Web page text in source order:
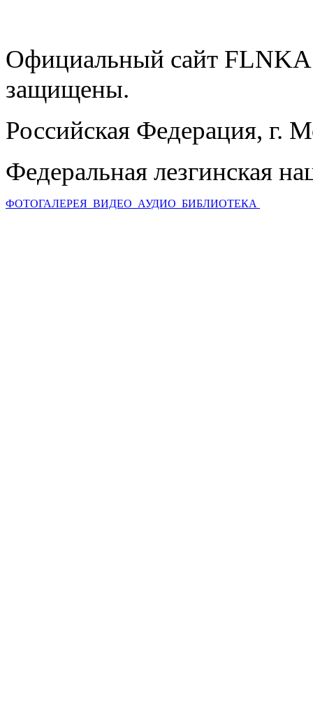
Официальный сайт
защищены.
Российская Федерация, г.
Федеральная лезгинская
ФОТОГАЛЕРЕЯ ВИДЕО АУДИО БИБЛИОТЕКА